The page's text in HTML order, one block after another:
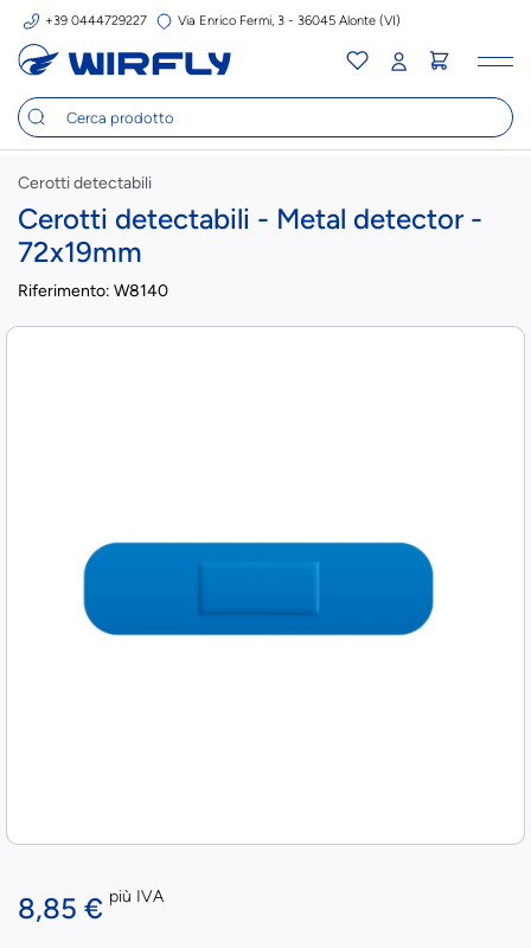
+39 0444729227 Via Enrico Fermi, 3 - 36045 Alonte (VI)
Cerotti detectabili
Cerotti detectabili - Metal detector -
72x19mm
Riferimento: W8140
8,85 € più IVA